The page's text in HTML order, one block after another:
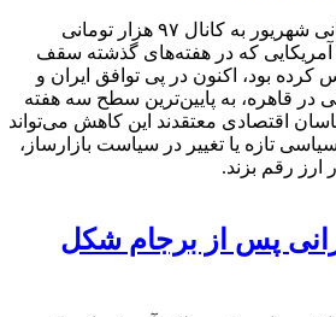
قیمت دلار در آغاز هفته پایانی شهریور به کانال ۹۷ هزار تومانی
که در هفته‌های گذشته سقف
کرده بود، اکنون در پی توافق ایران و
در قاهره، به پایین‌ترین سطح سه هفته
اقتصادی معتقدند این کاهش می‌تواند
تازه‌ یا تغییر در سیاست بازارساز،
ارز رقم بزند.
پس از برجام شکل